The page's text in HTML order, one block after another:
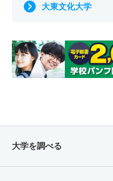
大東文化大学
大学を調べる